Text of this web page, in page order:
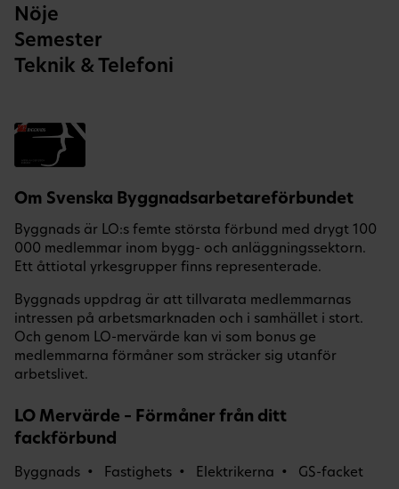
Nöje
Semester
Teknik & Telefoni
Om Svenska Byggnadsarbetareförbundet
Byggnads är LO:s femte största förbund med drygt 100
000 medlemmar inom bygg- och anläggningssektorn.
Ett åttiotal yrkesgrupper finns representerade.
Byggnads uppdrag är att tillvarata medlemmarnas
intressen på arbetsmarknaden och i samhället i stort.
Och genom LO-mervärde kan vi som bonus ge
medlemmarna förmåner som sträcker sig utanför
arbetslivet.
LO Mervärde – Förmåner från ditt
fackförbund
Byggnads Fastighets Elektrikerna GS-facket